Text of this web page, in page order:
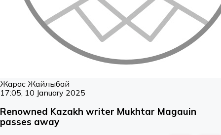
Жарас Жайлыбай
17:05, 10 January 2025
Renowned Kazakh writer Mukhtar Magauin
passes away